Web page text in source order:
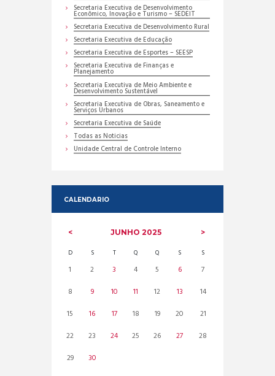
Secretaria Executiva de Desenvolvimento
Econômico, Inovação e Turismo – SEDEIT
Secretaria Executiva de Desenvolvimento Rural
Secretaria Executiva de Educação
Secretaria Executiva de Esportes – SEESP
Secretaria Executiva de Finanças e
Planejamento
Secretaria Executiva de Meio Ambiente e
Desenvolvimento Sustentável
Secretaria Executiva de Obras, Saneamento e
Serviços Urbanos
Secretaria Executiva de Saúde
Todas as Noticias
Unidade Central de Controle Interno
CALENDARIO
JUNHO2025
D S T Q Q S S
1 2 3 4 5 6
7
8
9 10 11 12 13
14
15
16 17 18 19 20
21
22
23 24 25 26 27
28
29
30